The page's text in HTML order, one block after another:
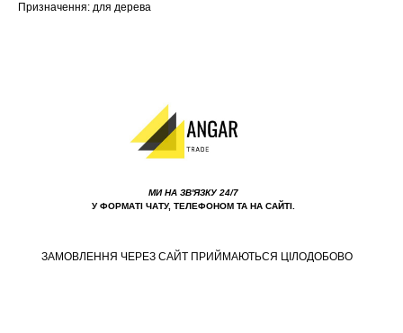
Призначення: для дерева
МИ НА ЗВ'ЯЗКУ 24/7
У ФОРМАТІ ЧАТУ, ТЕЛЕФОНОМ ТА НА САЙТІ.
ЗАМОВЛЕННЯ ЧЕРЕЗ САЙТ ПРИЙМАЮТЬСЯ ЦІЛОДОБОВО